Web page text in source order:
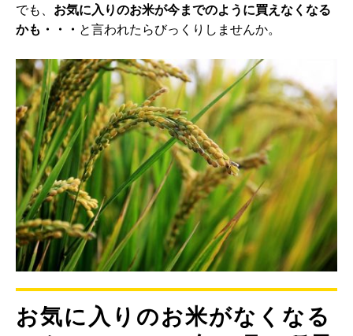
でも、 お気に入りのお米が今までのように買えなくなる
かも・・・ と言われたらびっくりしませんか。
お気に入りのお米がなくなる